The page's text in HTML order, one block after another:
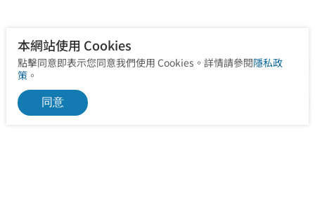
本網站使用 Cookies
點擊同意即表示您同意我們使用 Cookies。詳情請參閱隱私政
策。
同意